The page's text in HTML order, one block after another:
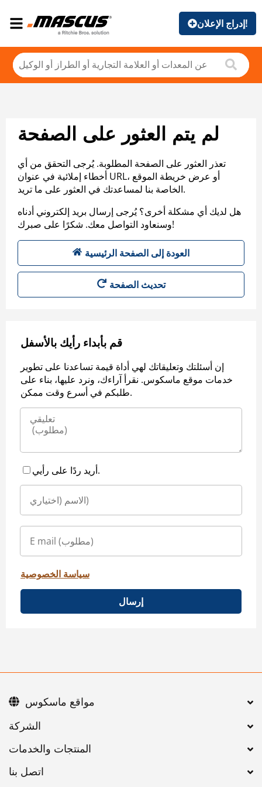
إدراج الإعلان!
لم يتم العثور على الصفحة
تعذر العثور على الصفحة المطلوبة. يُرجى التحقق من أي
أخطاء إملائية في عنوان URL، أو عرض خريطة الموقع
الخاصة بنا لمساعدتك في العثور على ما تريد.
هل لديك أي مشكلة أخرى؟ يُرجى إرسال بريد إلكتروني أدناه
وسنعاود التواصل معك. شكرًا على صبرك!
العودة إلى الصفحة الرئيسية
تحديث الصفحة
قم بأبداء رأيك بالأسفل
إن أسئلتك وتعليقاتك لهي أداة قيمة تساعدنا على تطوير
خدمات موقع ماسكوس. نقرأ آراءك، ونرد عليها، بناء على
طلبكم في أسرع وقت ممكن.
أريد ردًا على رأيي.
سياسة الخصوصية
إرسال
اتصل بنا
مواقع ماسكوس